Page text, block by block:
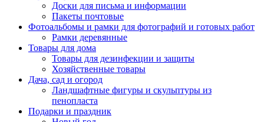
Доски для письма и информации
Пакеты почтовые
Фотоальбомы и рамки для фотографий и готовых работ
Рамки деревянные
Товары для дома
Товары для дезинфекции и защиты
Хозяйственные товары
Дача, сад и огород
Ландшафтные фигуры и скульптуры из
пенопласта
Подарки и праздник